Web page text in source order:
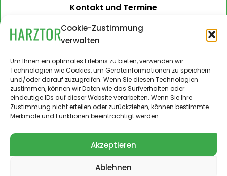
Cookie-Zustimmung
verwalten
Um Ihnen ein optimales Erlebnis zu bieten, verwenden wir
Technologien wie Cookies, um Geräteinformationen zu speichern
und/oder darauf zuzugreifen. Wenn Sie diesen Technologien
zustimmen, können wir Daten wie das Surfverhalten oder
eindeutige IDs auf dieser Website verarbeiten. Wenn Sie Ihre
Zustimmung nicht erteilen oder zurückziehen, können bestimmte
Merkmale und Funktionen beeinträchtigt werden.
Akzeptieren
Ablehnen
Kontakt und Termine
Barrierefreiheit
Impressum
Datenschutzerklärung
Administration
Harztor.de als Web-App
auf
iPhone und Android
© 2024 – 2026 Landgemeinde Harztor. Alle Rechte